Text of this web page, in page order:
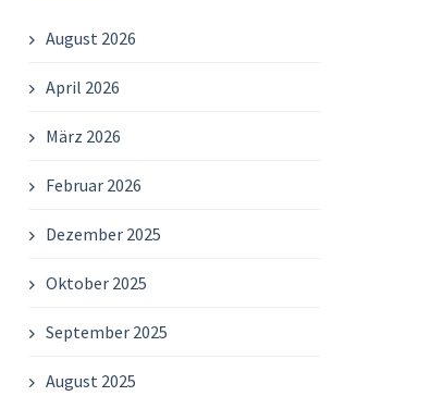
August 2026
April 2026
März 2026
Februar 2026
Dezember 2025
Oktober 2025
September 2025
August 2025